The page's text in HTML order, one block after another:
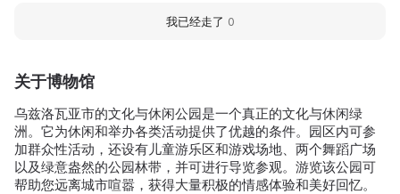
关于博物馆
乌兹洛瓦亚市的文化与休闲公园是一个真正的文化与休闲绿
洲。它为休闲和举办各类活动提供了优越的条件。园区内可参
加群众性活动，还设有儿童游乐区和游戏场地、两个舞蹈广场
以及绿意盎然的公园林带，并可进行导览参观。游览该公园可
帮助您远离城市喧嚣，获得大量积极的情感体验和美好回忆。
我已经走了 0